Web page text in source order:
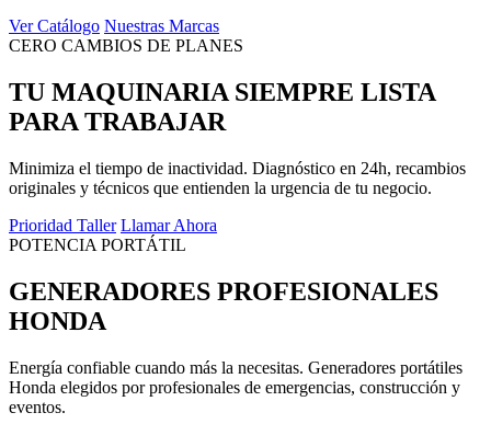
Ver Catálogo Nuestras Marcas
CERO CAMBIOS DE PLANES
TU MAQUINARIA SIEMPRE LISTA
PARA TRABAJAR
Minimiza el tiempo de inactividad. Diagnóstico en 24h, recambios
originales y técnicos que entienden la urgencia de tu negocio.
Prioridad Taller Llamar Ahora
POTENCIA PORTÁTIL
GENERADORES PROFESIONALES
HONDA
Energía confiable cuando más la necesitas. Generadores portátiles
Honda elegidos por profesionales de emergencias, construcción y
eventos.